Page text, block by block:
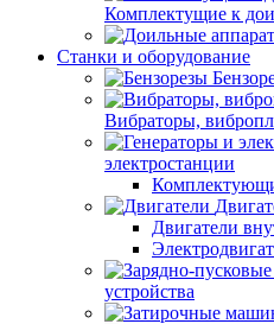
Комплектущие к
Станки и оборудование
Вибраторы,
электростанции
Двигатели
устройства